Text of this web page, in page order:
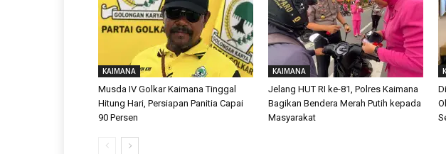
KAIMANA
Musda IV Golkar Kaimana Tinggal
Hitung Hari, Persiapan Panitia Capai
90 Persen
KAIMANA
Jelang HUT RI ke-81, Polres Kaimana
Bagikan Bendera Merah Putih kepada
Masyarakat